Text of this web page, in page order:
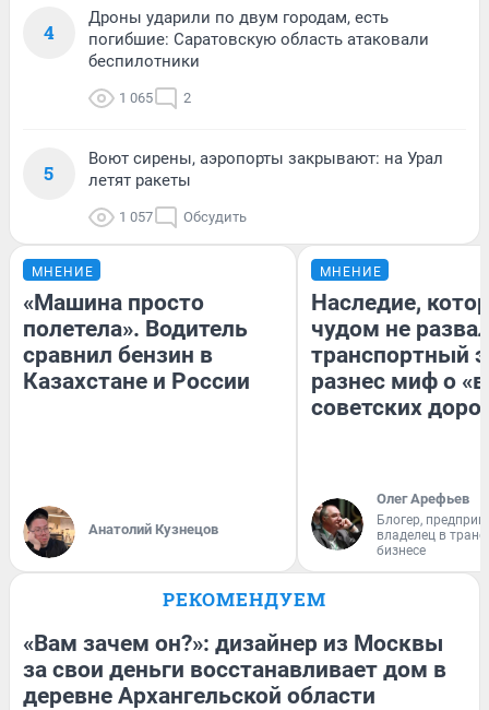
4
Дроны ударили по двум городам, есть
погибшие: Саратовскую область атаковали
беспилотники
1 065 2
5
Воют сирены, аэропорты закрывают: на Урал
летят ракеты
1 057 Обсудить
МНЕНИЕ
«Машина просто
полетела». Водитель
сравнил бензин в
Казахстане и России
Анатолий Кузнецов
МНЕНИЕ
Наследие,
чудом не
транспортный
разнес миф о
советских
Олег Арефьев
Блогер,
владелец в
бизнесе
РЕКОМЕНДУЕМ
«Вам зачем он?»: дизайнер из Москвы
за свои деньги восстанавливает дом в
деревне Архангельской области